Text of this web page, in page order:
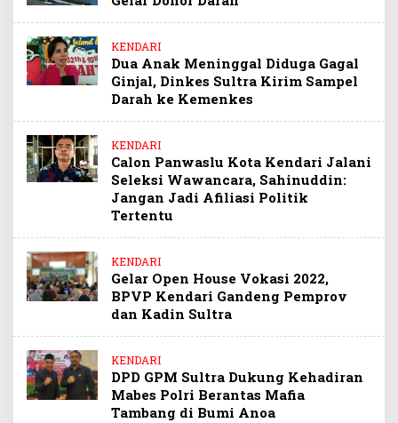
KENDARI
Dua Anak Meninggal Diduga Gagal
Ginjal, Dinkes Sultra Kirim Sampel
Darah ke Kemenkes
KENDARI
Calon Panwaslu Kota Kendari Jalani
Seleksi Wawancara, Sahinuddin:
Jangan Jadi Afiliasi Politik
Tertentu
KENDARI
Gelar Open House Vokasi 2022,
BPVP Kendari Gandeng Pemprov
dan Kadin Sultra
KENDARI
DPD GPM Sultra Dukung Kehadiran
Mabes Polri Berantas Mafia
Tambang di Bumi Anoa